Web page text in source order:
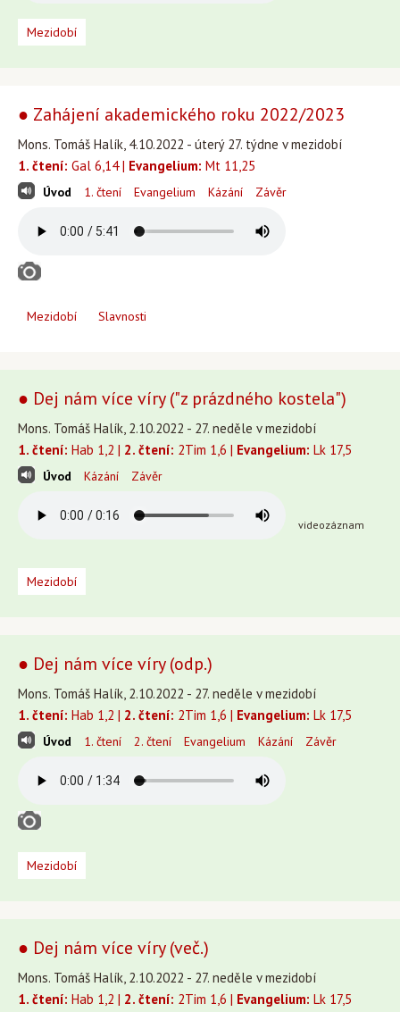
Mezidobí
● Zahájení akademického roku 2022/2023
Mons. Tomáš Halík, 4.10.2022 - úterý 27. týdne v mezidobí
1. čtení: Gal 6,14 | Evangelium: Mt 11,25
Úvod 1. čtení Evangelium Kázání Závěr
Mezidobí Slavnosti
● Dej nám více víry ("z prázdného kostela")
Mons. Tomáš Halík, 2.10.2022 - 27. neděle v mezidobí
1. čtení: Hab 1,2 | 2. čtení: 2Tim 1,6 | Evangelium: Lk 17,5
Úvod Kázání Závěr
videozáznam
Mezidobí
● Dej nám více víry (odp.)
Mons. Tomáš Halík, 2.10.2022 - 27. neděle v mezidobí
1. čtení: Hab 1,2 | 2. čtení: 2Tim 1,6 | Evangelium: Lk 17,5
Úvod 1. čtení 2. čtení Evangelium Kázání Závěr
Mezidobí
● Dej nám více víry (več.)
Mons. Tomáš Halík, 2.10.2022 - 27. neděle v mezidobí
1. čtení: Hab 1,2 | 2. čtení: 2Tim 1,6 | Evangelium: Lk 17,5